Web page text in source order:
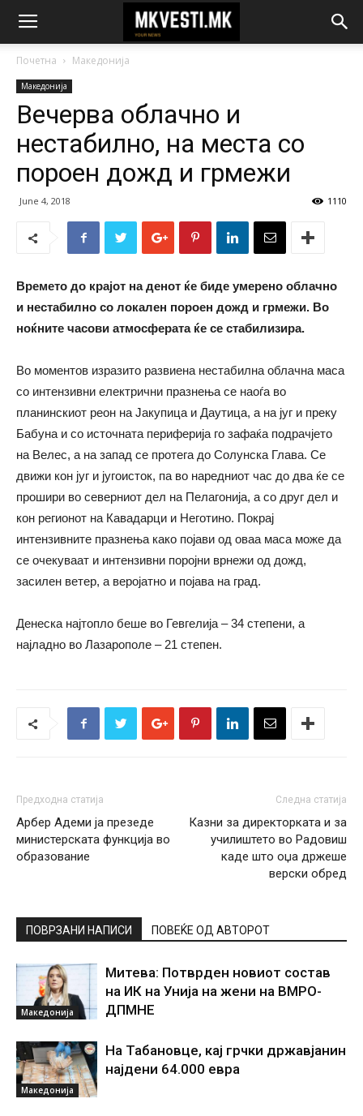
Почетна Македонија
Македонија
Вечерва облачно и
нестабилно, на места со
пороен дожд и грмежи
June 4, 2018 1110
Времето до крајот на денот ќе биде умерено облачно
и нестабилно со локален пороен дожд и грмежи. Во
ноќните часови атмосферата ќе се стабилизира.
Во моментов изразито развиена нестабилна облачна маса
со интензивни електрични празнења се наоѓа во
планинскиот реон на Јакупица и Даутица, а на југ и преку
Бабуна и со источната периферија го зафаќа подрачјето
на Велес, а на запад се протега до Солунска Глава. Се
движи кон југ и југоисток, па во наредниот час до два ќе се
прошири во северниот дел на Пелагонија, а со друг дел и
кон регионот на Кавадарци и Неготино. Покрај
интензивните празнења како појави од оваа маса може да
се очекуваат и интензивни поројни врнежи од дожд,
засилен ветер, а веројатно и појава на град.
Денеска најтопло беше во Гевгелија – 34 степени, а
најладно во Лазарополе – 21 степен.
Предходна статија
Арбeр Адеми ја презеде
министерската функција во
образование
Следна статија
Казни за директорката и за
училиштето во Радовиш
каде што оџа држеше
верски обред
ПОВРЗАНИ НАПИСИ ПОВЕЌЕ ОД АВТОРОТ
Македонија
Митева: Потврден новиот состав
на ИК на Унија на жени на ВМРО-
ДПМНЕ
Македонија
На Табановце, кај грчки државјанин
најдени 64.000 евра